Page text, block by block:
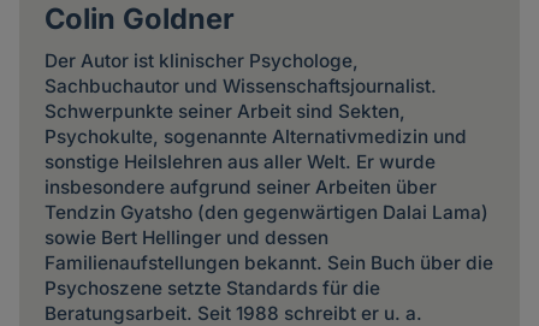
Colin Goldner
Der Autor ist klinischer Psychologe,
Sachbuchautor und Wissenschaftsjournalist.
Schwerpunkte seiner Arbeit sind Sekten,
Psychokulte, sogenannte Alternativmedizin und
sonstige Heilslehren aus aller Welt. Er wurde
insbesondere aufgrund seiner Arbeiten über
Tendzin Gyatsho (den gegenwärtigen Dalai Lama)
sowie Bert Hellinger und dessen
Familienaufstellungen bekannt. Sein Buch über die
Psychoszene setzte Standards für die
Beratungsarbeit. Seit 1988 schreibt er u. a.